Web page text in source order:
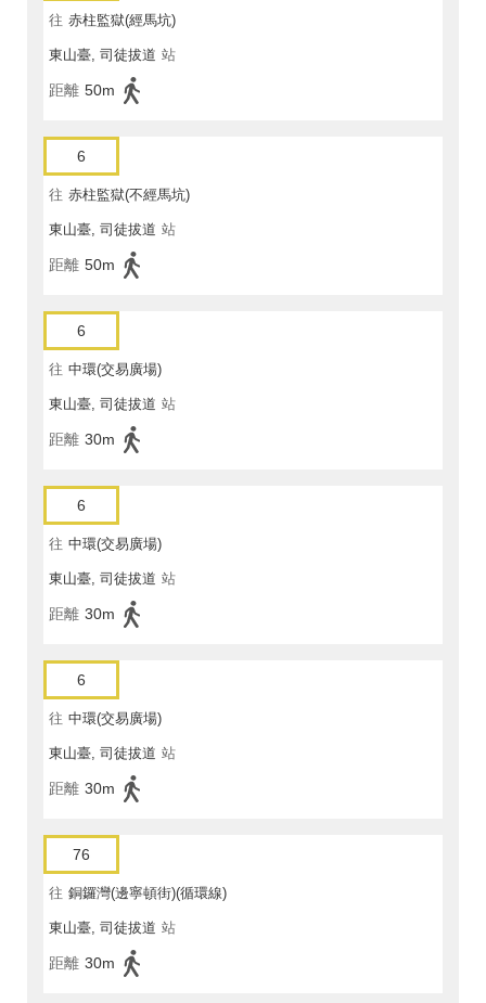
往 赤柱監獄(經馬坑)
東山臺, 司徒拔道 站
距離 50m
6
往 赤柱監獄(不經馬坑)
東山臺, 司徒拔道 站
距離 50m
6
往 中環(交易廣場)
東山臺, 司徒拔道 站
距離 30m
6
往 中環(交易廣場)
東山臺, 司徒拔道 站
距離 30m
6
往 中環(交易廣場)
東山臺, 司徒拔道 站
距離 30m
76
往 銅鑼灣(邊寧頓街)(循環線)
東山臺, 司徒拔道 站
距離 30m